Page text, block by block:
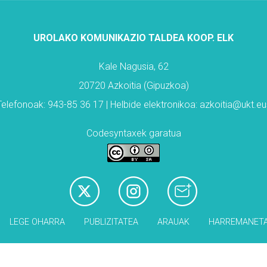
UROLAKO KOMUNIKAZIO TALDEA KOOP. ELK
Kale Nagusia, 62
20720 Azkoitia (Gipuzkoa)
943-85 36 17 | Helbide elektronikoa:
Codesyntaxek garatua
LEGE OHARRA PUBLIZITATEA ARAUAK